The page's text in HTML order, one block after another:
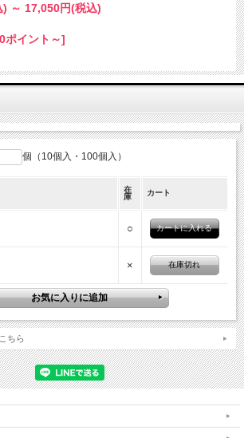
) ～ 17,050円(税込)
イント～]
個（10個入・100個入）
在
庫
カート
○
× 在庫切れ
ちら